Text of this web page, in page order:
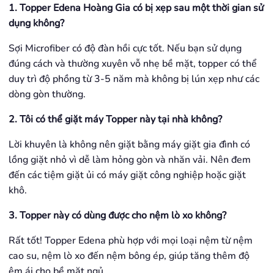
1. Topper Edena Hoàng Gia có bị xẹp sau một thời gian sử
dụng không?
Sợi Microfiber có độ đàn hồi cực tốt. Nếu bạn sử dụng
đúng cách và thường xuyên vỗ nhẹ bề mặt, topper có thể
duy trì độ phồng từ 3-5 năm mà không bị lún xẹp như các
dòng gòn thường.
2. Tôi có thể giặt máy Topper này tại nhà không?
Lời khuyên là không nên giặt bằng máy giặt gia đình có
lồng giặt nhỏ vì dễ làm hỏng gòn và nhăn vải. Nên đem
đến các tiệm giặt ủi có máy giặt công nghiệp hoặc giặt
khô.
3. Topper này có dùng được cho nệm lò xo không?
Rất tốt! Topper Edena phù hợp với mọi loại nệm từ nệm
cao su, nệm lò xo đến nệm bông ép, giúp tăng thêm độ